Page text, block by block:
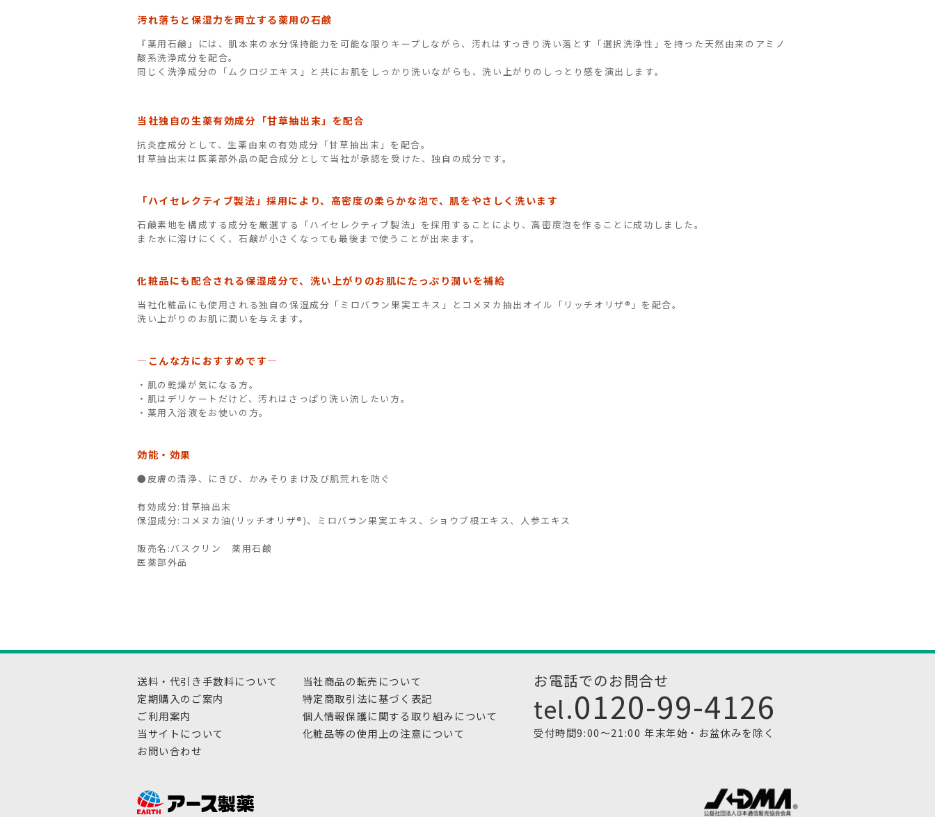
汚れ落ちと保湿力を両立する薬用の石鹸
『薬用石鹸』には、肌本来の水分保持能力を可能な限りキープしながら、汚れはすっきり洗い落とす「選択洗浄性」を持った天然由来のアミノ
酸系洗浄成分を配合。
同じく洗浄成分の「ムクロジエキス」と共にお肌をしっかり洗いながらも、洗い上がりのしっとり感を演出します。
当社独自の生薬有効成分「甘草抽出末」を配合
抗炎症成分として、生薬由来の有効成分「甘草抽出末」を配合。
甘草抽出末は医薬部外品の配合成分として当社が承認を受けた、独自の成分です。
「ハイセレクティブ製法」採用により、高密度の柔らかな泡で、肌をやさしく洗います
石鹸素地を構成する成分を厳選する「ハイセレクティブ製法」を採用することにより、高密度泡を作ることに成功しました。
また水に溶けにくく、石鹸が小さくなっても最後まで使うことが出来ます。
化粧品にも配合される保湿成分で、洗い上がりのお肌にたっぷり潤いを補給
当社化粧品にも使用される独自の保湿成分「ミロバラン果実エキス」とコメヌカ抽出オイル「リッチオリザ®」を配合。
洗い上がりのお肌に潤いを与えます。
―こんな方におすすめです―
・肌の乾燥が気になる方。
・肌はデリケートだけど、汚れはさっぱり洗い流したい方。
・薬用入浴液をお使いの方。
効能・効果
●皮膚の清浄、にきび、かみそりまけ及び肌荒れを防ぐ
有効成分:甘草抽出末
保湿成分:コメヌカ油(リッチオリザ®)、ミロバラン果実エキス、ショウブ根エキス、人参エキス
販売名:バスクリン 薬用石鹸
医薬部外品
送料・代引き手数料について
定期購入のご案内
ご利用案内
当サイトについて
お問い合わせ
当社商品の転売について
特定商取引法に基づく表記
個人情報保護に関する取り組みについて
化粧品等の使用上の注意について
お電話でのお問合せ
tel.0120-99-4126
受付時間9:00～21:00 年末年始・お盆休みを除く